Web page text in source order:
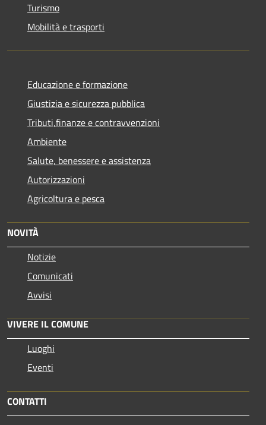
Turismo
Mobilità e trasporti
Educazione e formazione
Giustizia e sicurezza pubblica
Tributi,finanze e contravvenzioni
Ambiente
Salute, benessere e assistenza
Autorizzazioni
Agricoltura e pesca
NOVITÀ
Notizie
Comunicati
Avvisi
VIVERE IL COMUNE
Luoghi
Eventi
CONTATTI